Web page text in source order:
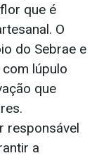
que é
O
do Sebrae e
lúpulo
que
responsável
a